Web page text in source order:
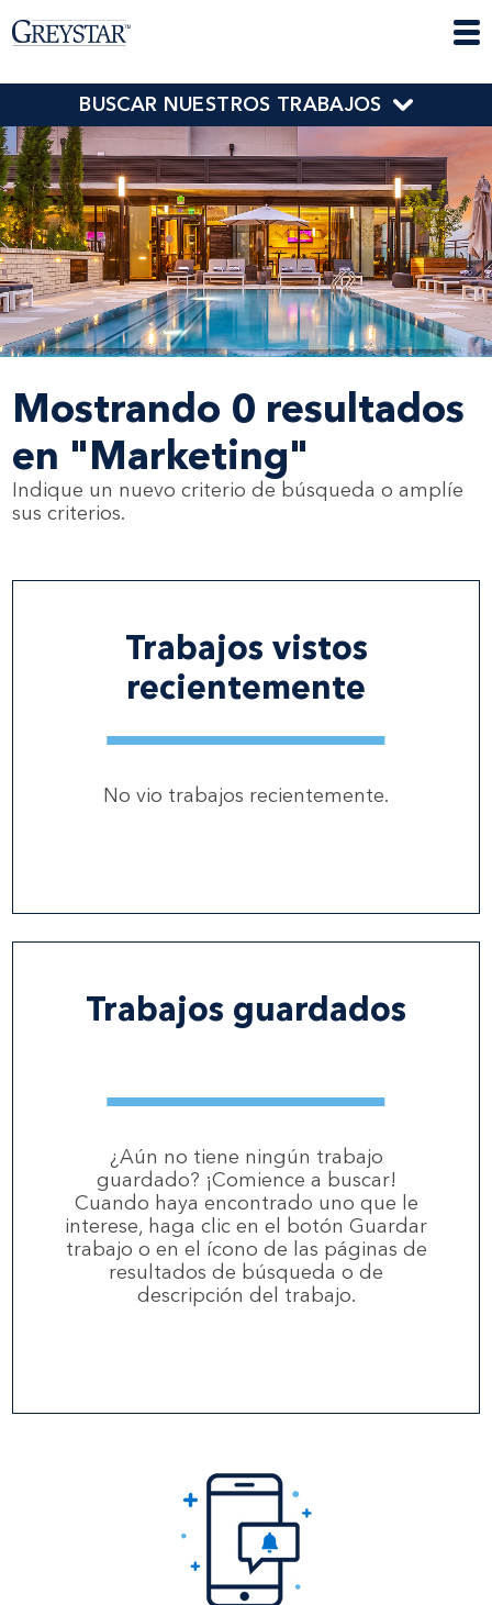
BUSCAR NUESTROS TRABAJOS
Mostrando 0 resultados
en "Marketing"
Indique un nuevo criterio de búsqueda o amplíe
sus criterios.
Trabajos vistos
recientemente
No vio trabajos recientemente.
Trabajos guardados
¿Aún no tiene ningún trabajo
guardado? ¡Comience a buscar!
Cuando haya encontrado uno que le
interese, haga clic en el botón Guardar
trabajo o en el ícono de las páginas de
resultados de búsqueda o de
descripción del trabajo.